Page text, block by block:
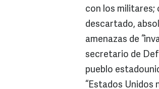
con los militares;
descartado,
amenazas de
secretario de
pueblo
“Estados